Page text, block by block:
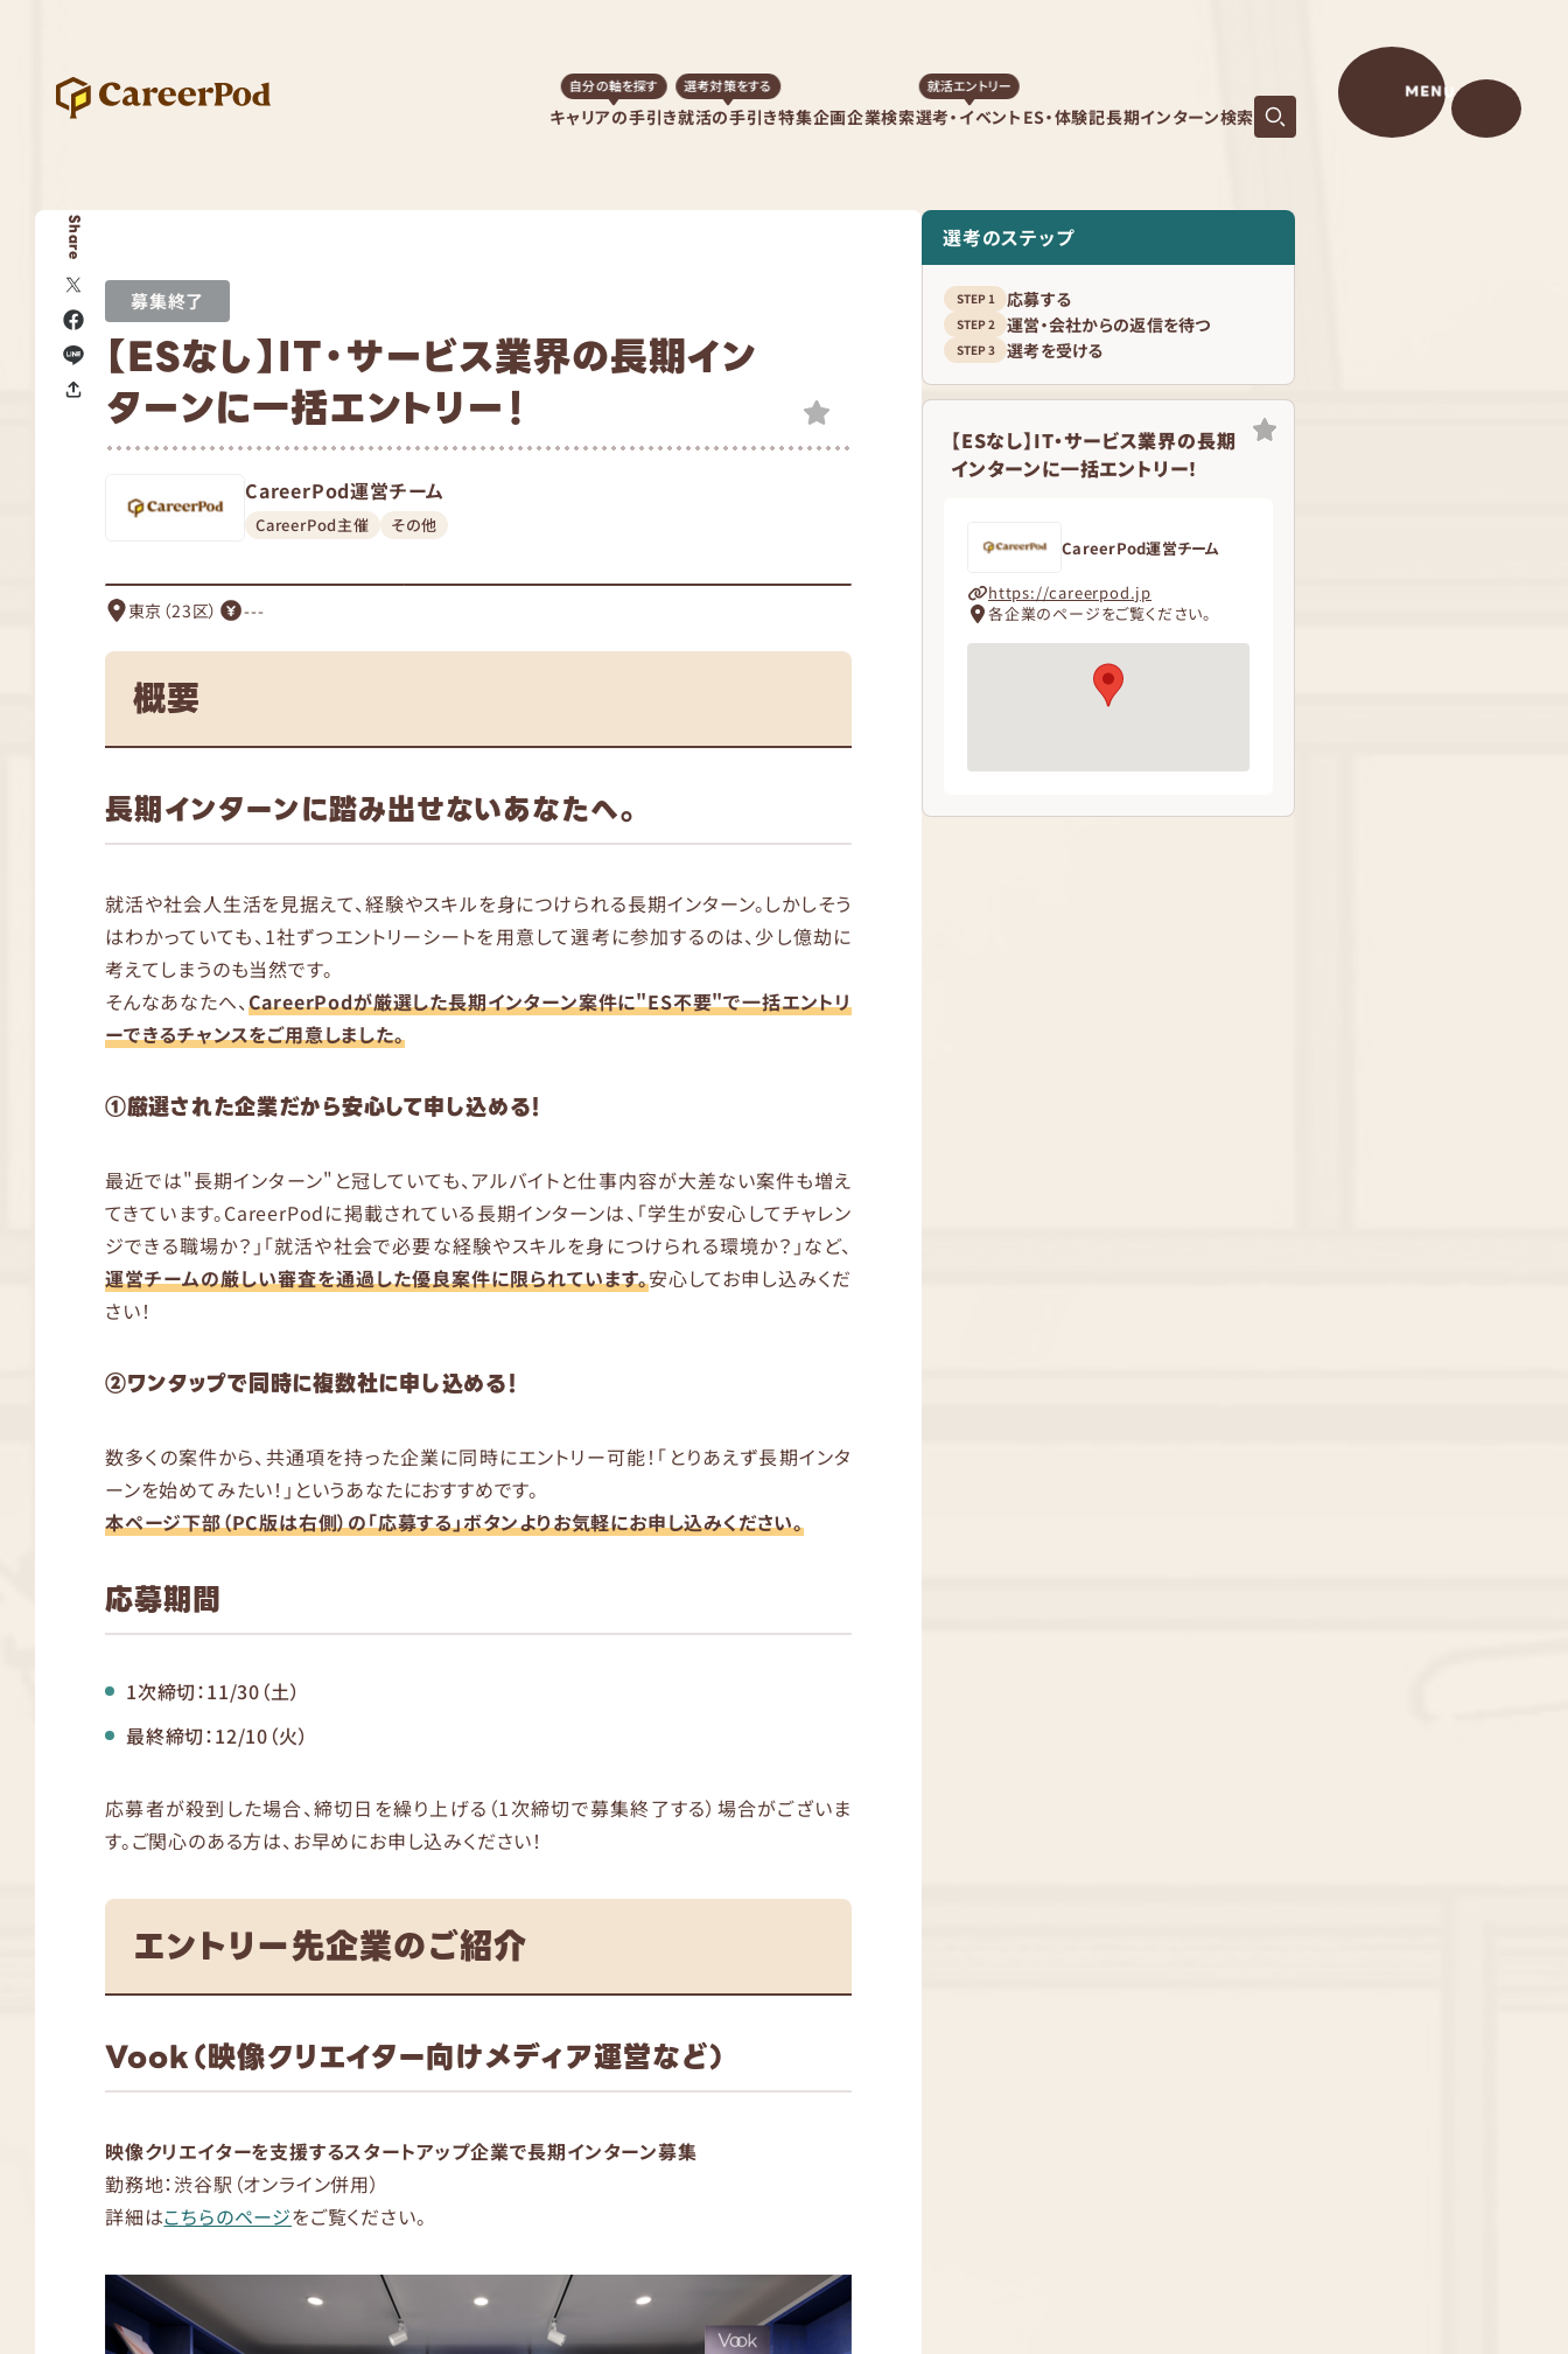
キャリアの手引き
自分の軸を探す
就活の手引き
選考対策をする
特集企画企業検索選考・イベント
就活エントリー
ES・体験記長期インターン検索
MENU
Share
募集終了
【ESなし】IT・サービス業界の長期イン
ターンに一括エントリー！
CareerPod運営チーム
CareerPod主催 その他
東京（23区） ---
概要
長期インターンに踏み出せないあなたへ。
就活や社会人生活を見据えて、経験やスキルを身につけられる長期インターン。しかしそう
はわかっていても、1社ずつエントリーシートを用意して選考に参加するのは、少し億劫に
考えてしまうのも当然です。
そんなあなたへ、CareerPodが厳選した長期インターン案件に"ES不要"で一括エントリ
ーできるチャンスをご用意しました。
①厳選された企業だから安心して申し込める！
最近では"長期インターン"と冠していても、アルバイトと仕事内容が大差ない案件も増え
てきています。CareerPodに掲載されている長期インターンは、「学生が安心してチャレン
ジできる職場か？」「就活や社会で必要な経験やスキルを身につけられる環境か？」など、
運営チームの厳しい審査を通過した優良案件に限られています。安心してお申し込みくだ
さい！
②ワンタップで同時に複数社に申し込める！
数多くの案件から、共通項を持った企業に同時にエントリー可能！「とりあえず長期インタ
ーンを始めてみたい！」というあなたにおすすめです。
本ページ下部（PC版は右側）の「応募する」ボタンよりお気軽にお申し込みください。
応募期間
1次締切：11/30（土）
最終締切：12/10（火）
応募者が殺到した場合、締切日を繰り上げる（1次締切で募集終了する）場合がございま
す。ご関心のある方は、お早めにお申し込みください！
エントリー先企業のご紹介
Vook（映像クリエイター向けメディア運営など）
映像クリエイターを支援するスタートアップ企業で長期インターン募集
勤務地：渋谷駅（オンライン併用）
詳細はこちらのページをご覧ください。
選考のステップ
応募する
運営・会社からの返信を待つ
選考を受ける
【ESなし】IT・サービス業界の長期
インターンに一括エントリー！
CareerPod運営チーム
https://careerpod.jp
各企業のページをご覧ください。